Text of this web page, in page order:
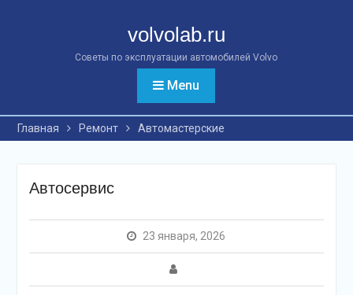
volvolab.ru
Советы по эксплуатации автомобилей Volvo
Menu
Главная Ремонт Автомастерские
Автосервис
23 января, 2026